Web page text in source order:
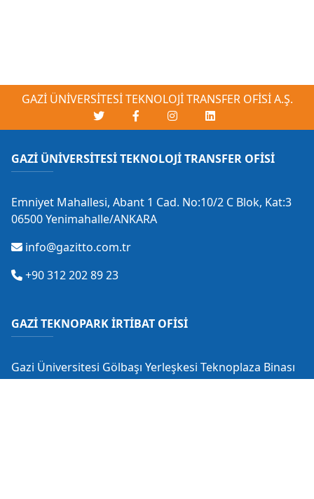
GAZİ ÜNİVERSİTESİ TEKNOLOJİ TRANSFER OFİSİ A.Ş.
GAZİ ÜNİVERSİTESİ TEKNOLOJİ TRANSFER OFİSİ
Emniyet Mahallesi, Abant 1 Cad. No:10/2 C Blok, Kat:3
06500 Yenimahalle/ANKARA
info@gazitto.com.tr
+90 312 202 89 23
GAZİ TEKNOPARK İRTİBAT OFİSİ
Gazi Üniversitesi Gölbaşı Yerleşkesi Teknoplaza Binası
Gölbaşı/ANKARA